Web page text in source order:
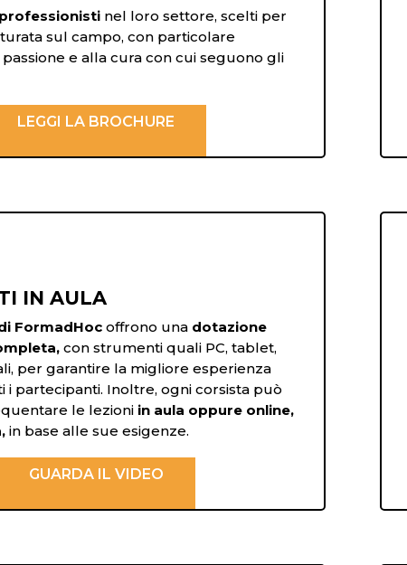
professionisti nel loro settore, scelti per
sul campo, con particolare
e alla cura con cui seguono gli
LEGGI LA BROCHURE
IN AULA
FormadHoc offrono una dotazione
con strumenti quali PC, tablet,
per garantire la migliore esperienza
i partecipanti. Inoltre, ogni corsista può
le lezioni in aula oppure online,
in base alle sue esigenze.
GUARDA IL VIDEO